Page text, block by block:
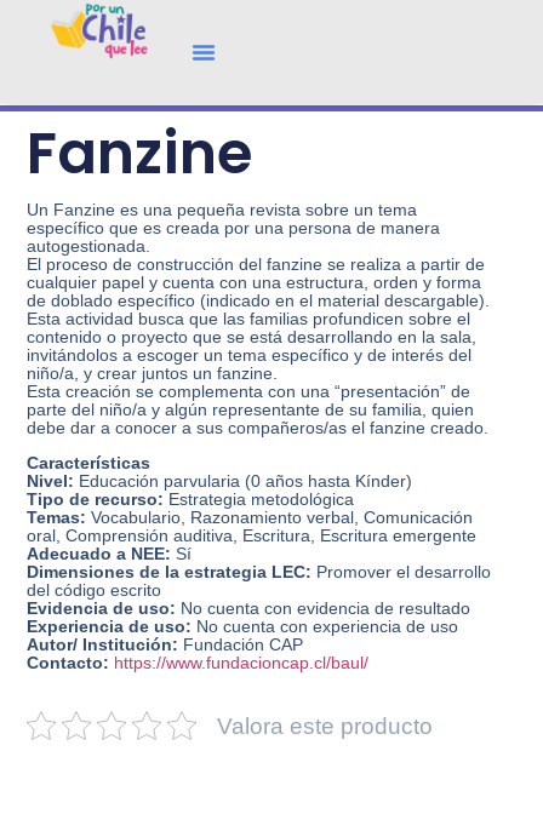
Fanzine
Un Fanzine es una pequeña revista sobre un tema
específico que es creada por una persona de manera
autogestionada.
El proceso de construcción del fanzine se realiza a partir de
cualquier papel y cuenta con una estructura, orden y forma
de doblado específico (indicado en el material descargable).
Esta actividad busca que las familias profundicen sobre el
contenido o proyecto que se está desarrollando en la sala,
invitándolos a escoger un tema específico y de interés del
niño/a, y crear juntos un fanzine.
Esta creación se complementa con una “presentación” de
parte del niño/a y algún representante de su familia, quien
debe dar a conocer a sus compañeros/as el fanzine creado.
Características
Nivel: Educación parvularia (0 años hasta Kínder)
Tipo de recurso: Estrategia metodológica
Temas: Vocabulario, Razonamiento verbal, Comunicación
oral, Comprensión auditiva, Escritura, Escritura emergente
Adecuado a NEE: Sí
Dimensiones de la estrategia LEC: Promover el desarrollo
del código escrito
Evidencia de uso: No cuenta con evidencia de resultado
Experiencia de uso: No cuenta con experiencia de uso
Autor/ Institución: Fundación CAP
Contacto: https://www.fundacioncap.cl/baul/
Valora este producto